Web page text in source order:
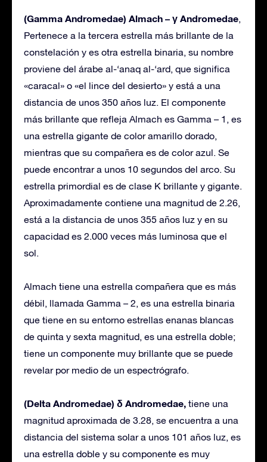
(Gamma Andromedae) Almach – γ Andromedae,
Pertenece a la tercera estrella más brillante de la
constelación y es otra estrella binaria, su nombre
proviene del árabe al-‘anaq al-‘ard, que significa
«caracal» o «el lince del desierto» y está a una
distancia de unos 350 años luz. El componente
más brillante que refleja Almach es Gamma – 1, es
una estrella gigante de color amarillo dorado,
mientras que su compañera es de color azul. Se
puede encontrar a unos 10 segundos del arco. Su
estrella primordial es de clase K brillante y gigante.
Aproximadamente contiene una magnitud de 2.26,
está a la distancia de unos 355 años luz y en su
capacidad es 2.000 veces más luminosa que el
sol.
Almach tiene una estrella compañera que es más
débil, llamada Gamma – 2, es una estrella binaria
que tiene en su entorno estrellas enanas blancas
de quinta y sexta magnitud, es una estrella doble;
tiene un componente muy brillante que se puede
revelar por medio de un espectrógrafo.
(Delta Andromedae) δ Andromedae, tiene una
magnitud aproximada de 3.28, se encuentra a una
distancia del sistema solar a unos 101 años luz, es
una estrella doble y su componente es muy